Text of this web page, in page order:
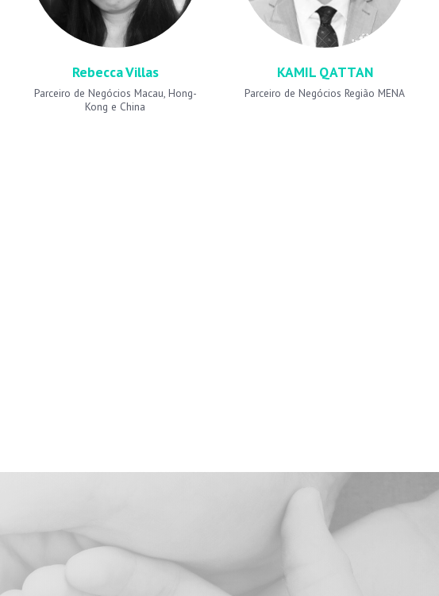
Rebecca Villas
Parceiro de Negócios Macau, Hong-
Kong e China
KAMIL QATTAN
Parceiro de Negócios Região MENA